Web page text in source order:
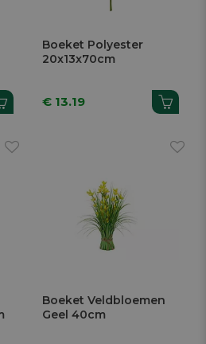
Boeket Polyester
20x13x70cm
€ 13.19
Boeket Veldbloemen
Geel 40cm